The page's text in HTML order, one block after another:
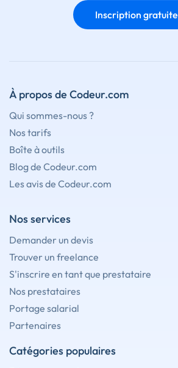
Inscription gratuite
À propos de Codeur.com
Qui sommes-nous ?
Nos tarifs
Boîte à outils
Blog de Codeur.com
Les avis de Codeur.com
Nos services
Demander un devis
Trouver un freelance
S'inscrire en tant que prestataire
Nos prestataires
Portage salarial
Partenaires
Catégories populaires